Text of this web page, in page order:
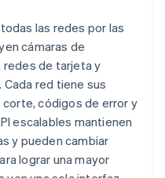
las redes por las
cámaras de
redes de tarjeta y
. Cada red tiene sus
códigos de error y
escalables mantienen
y pueden cambiar
lograr una mayor